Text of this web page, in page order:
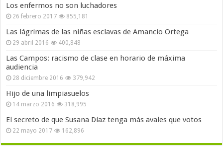
Los enfermos no son luchadores
26 febrero 2017 855,181
Las lágrimas de las niñas esclavas de Amancio Ortega
29 abril 2016 400,848
Las Campos: racismo de clase en horario de máxima
audiencia
28 diciembre 2016 379,942
Hijo de una limpiasuelos
14 marzo 2016 318,995
El secreto de que Susana Díaz tenga más avales que votos
22 mayo 2017 162,896